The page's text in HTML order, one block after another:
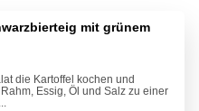
mit grünem
die Kartoffel kochen und
Essig, Öl und Salz zu einer